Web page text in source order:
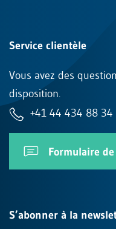
Service clientèle
Vous avez des
disposition.
+41 44 434 88 34
Formulaire
S’abonner à la